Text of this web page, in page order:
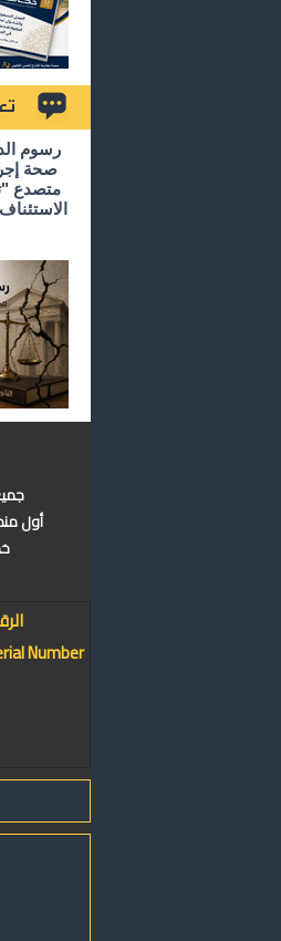
رسوم
صحة
متصدع
أول
Number